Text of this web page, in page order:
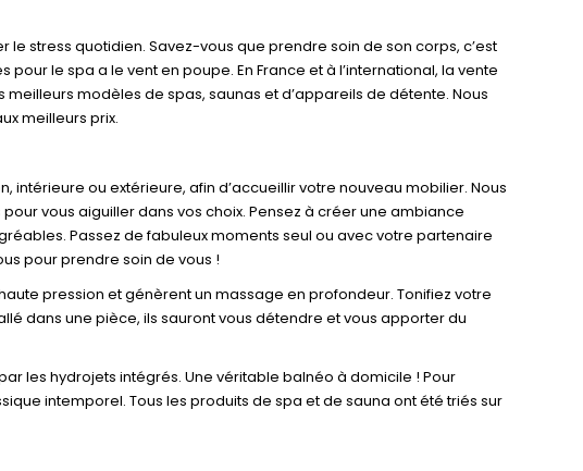
stress quotidien. Savez-vous que prendre soin de son corps, c’est
le spa a le vent en poupe. En France et à l’international, la vente
modèles de spas, saunas et d’appareils de détente. Nous
meilleurs prix.
ou extérieure, afin d’accueillir votre nouveau mobilier. Nous
vous aiguiller dans vos choix. Pensez à créer une ambiance
Passez de fabuleux moments seul ou avec votre partenaire
pour prendre soin de vous !
pression et génèrent un massage en profondeur. Tonifiez votre
dans une pièce, ils sauront vous détendre et vous apporter du
les hydrojets intégrés. Une véritable balnéo à domicile ! Pour
intemporel. Tous les produits de spa et de sauna ont été triés sur